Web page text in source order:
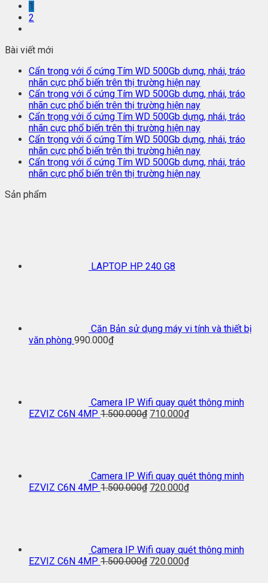
1
2
Bài viết mới
Cẩn trọng với ổ cứng Tím WD 500Gb dựng, nhái, tráo
nhãn cực phổ biến trên thị trường hiện nay
Cẩn trọng với ổ cứng Tím WD 500Gb dựng, nhái, tráo
nhãn cực phổ biến trên thị trường hiện nay
Cẩn trọng với ổ cứng Tím WD 500Gb dựng, nhái, tráo
nhãn cực phổ biến trên thị trường hiện nay
Cẩn trọng với ổ cứng Tím WD 500Gb dựng, nhái, tráo
nhãn cực phổ biến trên thị trường hiện nay
Cẩn trọng với ổ cứng Tím WD 500Gb dựng, nhái, tráo
nhãn cực phổ biến trên thị trường hiện nay
Sản phẩm
LAPTOP HP 240 G8
Căn Bản sử dụng máy vi tính và thiết bị
văn phòng 990.000₫
Camera IP Wifi quay quét thông minh
EZVIZ C6N 4MP 1.500.000₫ 710.000₫
Camera IP Wifi quay quét thông minh
EZVIZ C6N 4MP 1.500.000₫ 720.000₫
Camera IP Wifi quay quét thông minh
EZVIZ C6N 4MP 1.500.000₫ 720.000₫